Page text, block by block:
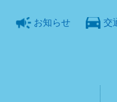
交
お知らせ